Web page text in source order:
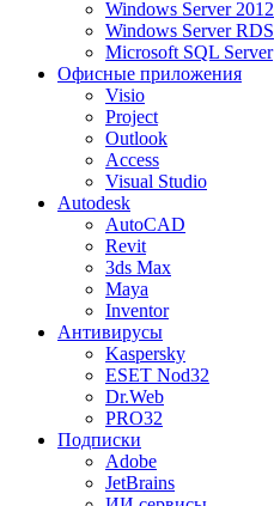
Windows Server 2012
Windows Server RDS
Microsoft SQL Server
Офисные приложения
Visio
Project
Outlook
Access
Visual Studio
Autodesk
AutoCAD
Revit
3ds Max
Maya
Inventor
Антивирусы
Kaspersky
ESET Nod32
Dr.Web
PRO32
Подписки
Adobe
JetBrains